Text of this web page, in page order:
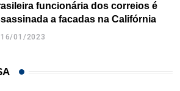
funcionária dos correios é
a facadas na Califórnia
16/01/2023